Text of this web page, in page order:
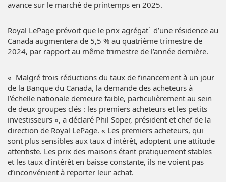
avance sur le marché de printemps en 2025.
Royal LePage prévoit que le prix agrégat1 d’une résidence au
Canada augmentera de 5,5 % au quatrième trimestre de
2024, par rapport au même trimestre de l’année dernière.
« Malgré trois réductions du taux de financement à un jour
de la Banque du Canada, la demande des acheteurs à
l’échelle nationale demeure faible, particulièrement au sein
de deux groupes clés : les premiers acheteurs et les petits
investisseurs », a déclaré Phil Soper, président et chef de la
direction de Royal LePage. « Les premiers acheteurs, qui
sont plus sensibles aux taux d’intérêt, adoptent une attitude
attentiste. Les prix des maisons étant pratiquement stables
et les taux d’intérêt en baisse constante, ils ne voient pas
d’inconvénient à reporter leur achat.